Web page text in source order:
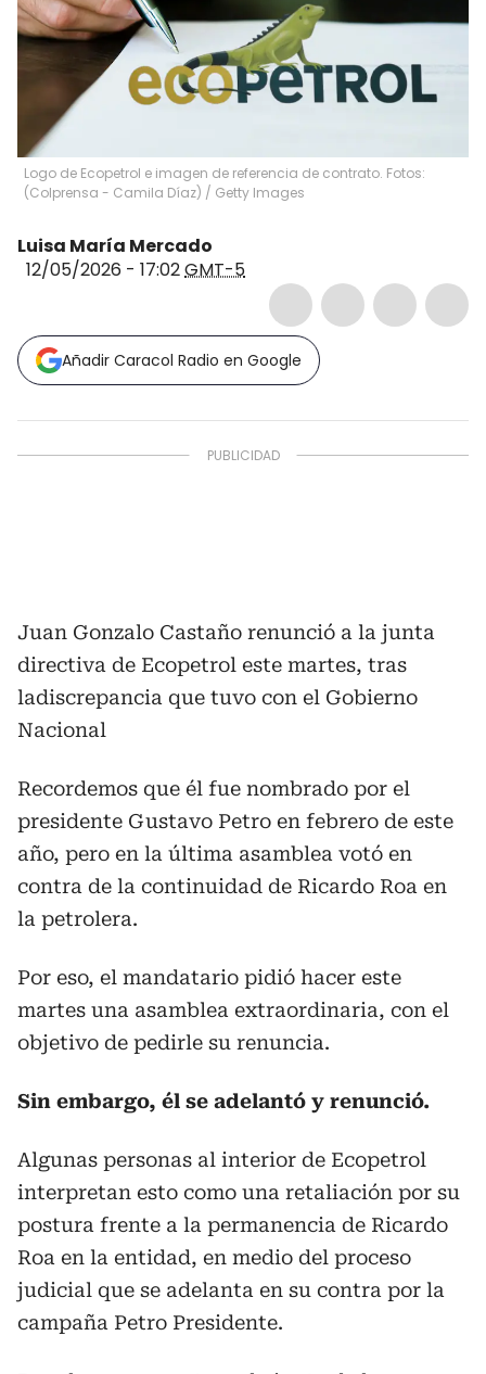
Logo de Ecopetrol e imagen de referencia de contrato. Fotos:
(Colprensa - Camila Díaz) / Getty Images
Luisa María Mercado
12/05/2026 - 17:02GMT-5
Añadir Caracol Radio en Google
Juan Gonzalo Castaño renunció a la junta
directiva de Ecopetrol este martes, tras
ladiscrepancia que tuvo con el Gobierno
Nacional
Recordemos que él fue nombrado por el
presidente Gustavo Petro en febrero de este
año, pero en la última asamblea votó en
contra de la continuidad de Ricardo Roa en
la petrolera.
Por eso, el mandatario pidió hacer este
martes una asamblea extraordinaria, con el
objetivo de pedirle su renuncia.
Sin embargo, él se adelantó y renunció.
Algunas personas al interior de Ecopetrol
interpretan esto como una retaliación por su
postura frente a la permanencia de Ricardo
Roa en la entidad, en medio del proceso
judicial que se adelanta en su contra por la
campaña Petro Presidente.